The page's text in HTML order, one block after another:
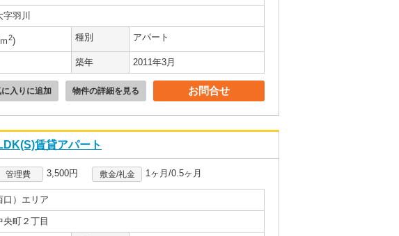
羽川
2) 種別 アパート
築年 2011年3月
お問合せ
物件の詳細を見る
に入りに追加
賃貸アパート
管理費 3,500円 敷金/礼金 1ヶ月/0.5ヶ月
口）エリア
町２丁目